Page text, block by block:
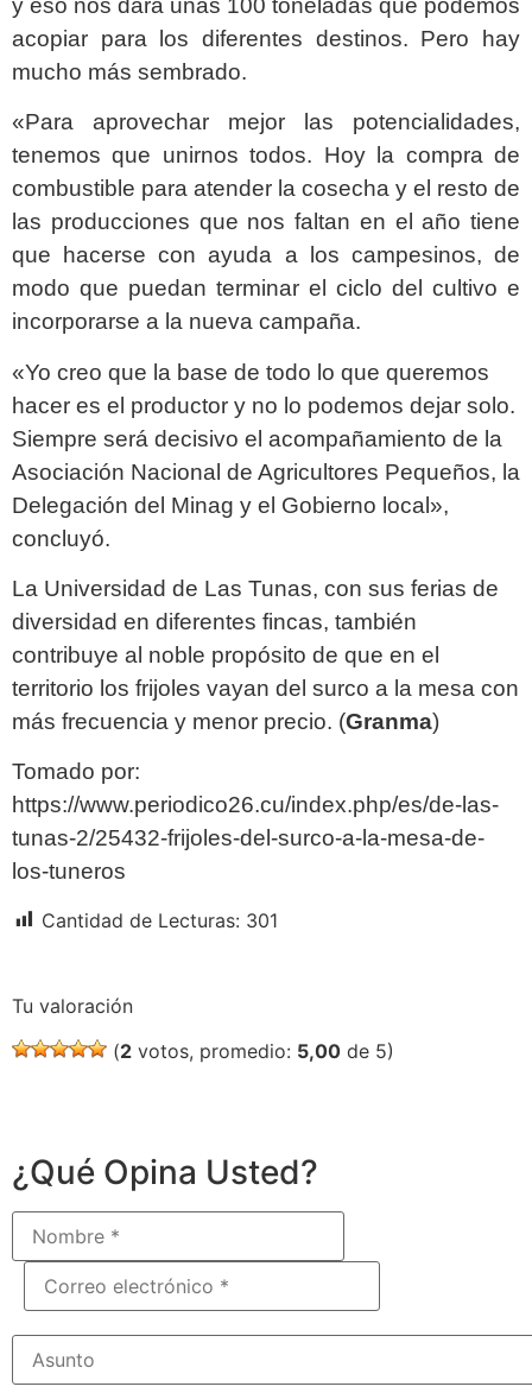
y eso nos dará unas 100 toneladas que podemos
acopiar para los diferentes destinos. Pero hay
mucho más sembrado.
«Para aprovechar mejor las potencialidades,
tenemos que unirnos todos. Hoy la compra de
combustible para atender la cosecha y el resto de
las producciones que nos faltan en el año tiene
que hacerse con ayuda a los campesinos, de
modo que puedan terminar el ciclo del cultivo e
incorporarse a la nueva campaña.
«Yo creo que la base de todo lo que queremos
hacer es el productor y no lo podemos dejar solo.
Siempre será decisivo el acompañamiento de la
Asociación Nacional de Agricultores Pequeños, la
Delegación del Minag y el Gobierno local»,
concluyó.
La Universidad de Las Tunas, con sus ferias de
diversidad en diferentes fincas, también
contribuye al noble propósito de que en el
territorio los frijoles vayan del surco a la mesa con
más frecuencia y menor precio. (Granma)
Tomado por:
https://www.periodico26.cu/index.php/es/de-las-
tunas-2/25432-frijoles-del-surco-a-la-mesa-de-
los-tuneros
Cantidad de Lecturas: 301
Tu valoración
(2 votos, promedio: 5,00 de 5)
¿Qué Opina Usted?